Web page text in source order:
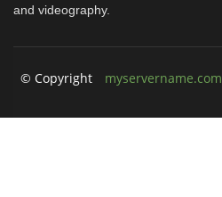
and videography.
© Copyright myservername.com